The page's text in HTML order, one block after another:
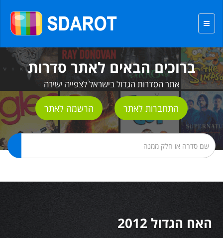
ברוכים הבאים לאתר סדרות
אתר הסדרות הגדול בישראל לצפייה ישירה
התחברות לאתר הרשמה לאתר
האח הגדול 2012